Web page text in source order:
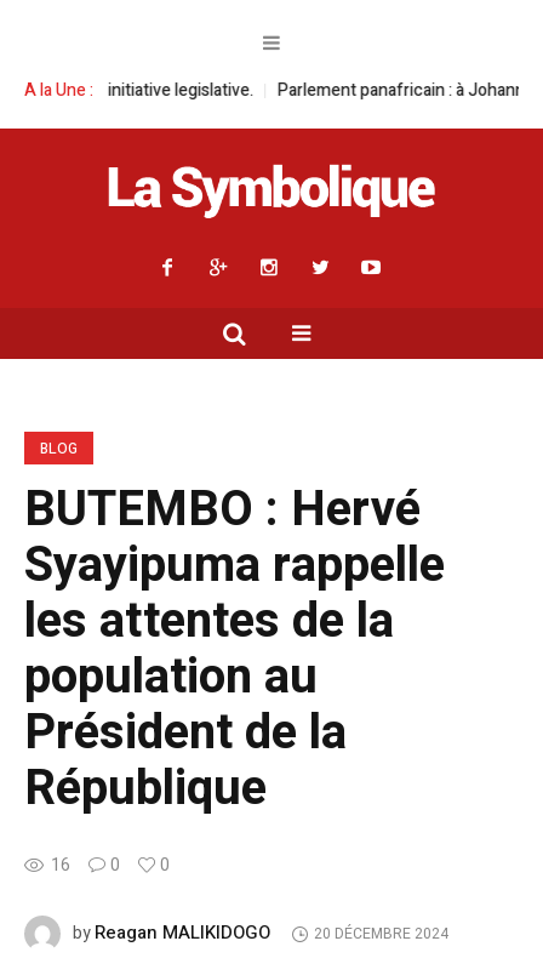
A la Une :
legislative. Parlement panafricain : à Johannesburg, Aimé
BLOG
BUTEMBO : Hervé
Syayipuma rappelle
les attentes de la
population au
Président de la
République
16 0 0
byReagan MALIKIDOGO 20 DÉCEMBRE 2024